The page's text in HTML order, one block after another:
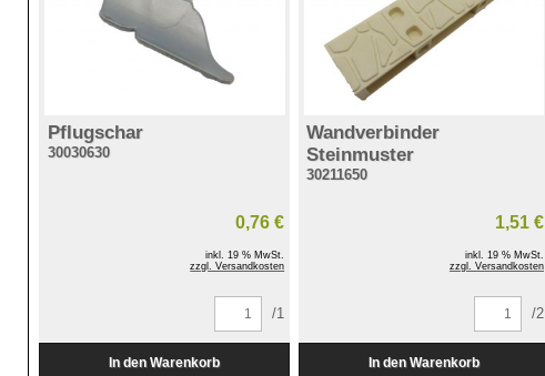
Pflugschar
30030630
0,76 €
inkl. 19 % MwSt.
zzgl. Versandkosten
/1
Wandverbinder
Steinmuster
30211650
1,51 €
inkl. 19 % MwSt.
zzgl. Versandkosten
/2